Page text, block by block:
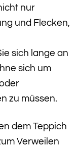
nur
und Flecken,
sich lange an
sich um
zu müssen.
dem Teppich
Verweilen